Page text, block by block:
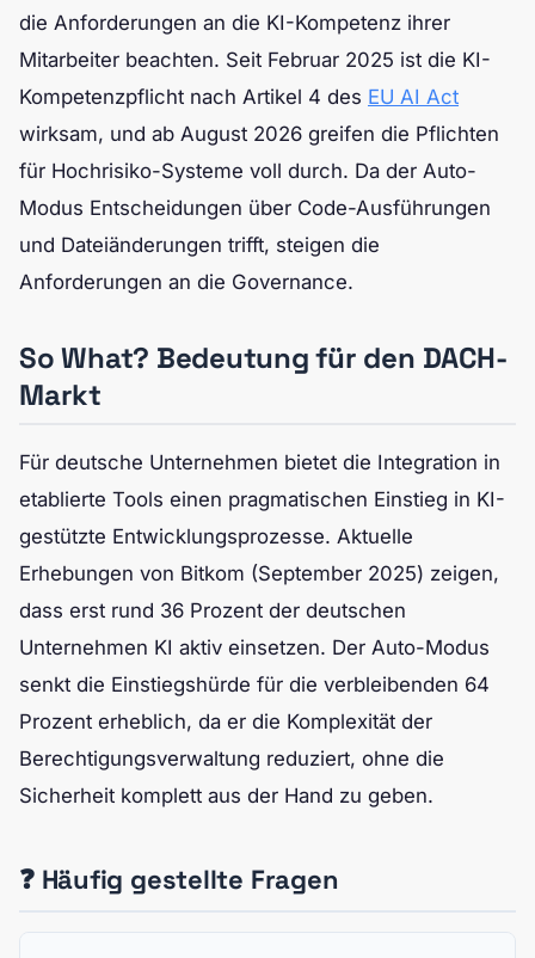
die Anforderungen an die KI-Kompetenz ihrer
Mitarbeiter beachten. Seit Februar 2025 ist die KI-
Kompetenzpflicht nach Artikel 4 des EU AI Act
wirksam, und ab August 2026 greifen die Pflichten
für Hochrisiko-Systeme voll durch. Da der Auto-
Modus Entscheidungen über Code-Ausführungen
und Dateiänderungen trifft, steigen die
Anforderungen an die Governance.
So What? Bedeutung für den DACH-
Markt
Für deutsche Unternehmen bietet die Integration in
etablierte Tools einen pragmatischen Einstieg in KI-
gestützte Entwicklungsprozesse. Aktuelle
Erhebungen von Bitkom (September 2025) zeigen,
dass erst rund 36 Prozent der deutschen
Unternehmen KI aktiv einsetzen. Der Auto-Modus
senkt die Einstiegshürde für die verbleibenden 64
Prozent erheblich, da er die Komplexität der
Berechtigungsverwaltung reduziert, ohne die
Sicherheit komplett aus der Hand zu geben.
❓ Häufig gestellte Fragen